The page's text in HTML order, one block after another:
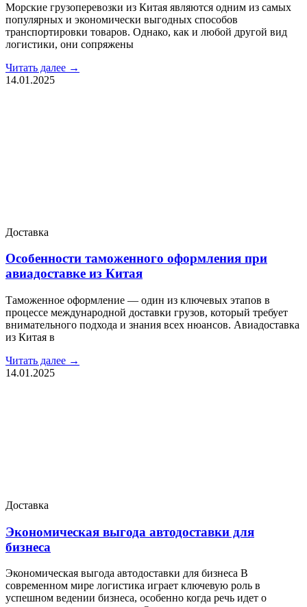
Морские грузоперевозки из Китая являются одним из самых
популярных и экономически выгодных способов
транспортировки товаров. Однако, как и любой другой вид
логистики, они сопряжены
Читать далее →
14.01.2025
Доставка
Особенности таможенного оформления при
авиадоставке из Китая
Таможенное оформление — один из ключевых этапов в
процессе международной доставки грузов, который требует
внимательного подхода и знания всех нюансов. Авиадоставка
из Китая в
Читать далее →
14.01.2025
Доставка
Экономическая выгода автодоставки для
бизнеса
Экономическая выгода автодоставки для бизнеса В
современном мире логистика играет ключевую роль в
успешном ведении бизнеса, особенно когда речь идет о